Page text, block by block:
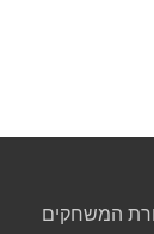
המשחקים